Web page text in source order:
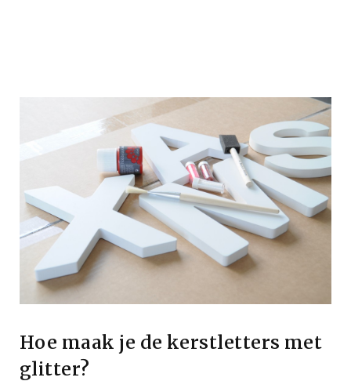
Hoe maak je de kerstletters met
glitter?